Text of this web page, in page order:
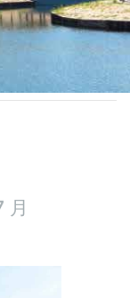
月